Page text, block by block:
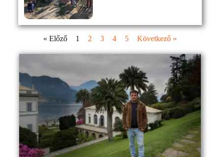
« Előző 1 2 3 4 5 Következő »